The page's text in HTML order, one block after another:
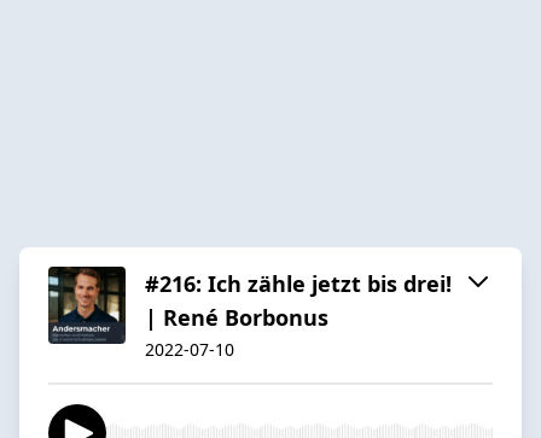
#216: Ich zähle jetzt bis drei!
| René Borbonus
2022-07-10